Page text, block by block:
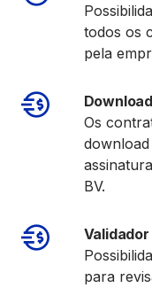
todos os
pela
Download
Os
download
BV.
Validador
para